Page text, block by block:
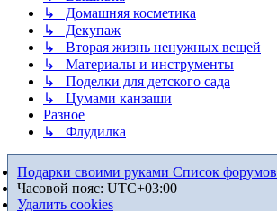
↳ Домашняя косметика
↳ Декупаж
↳ Вторая жизнь ненужных вещей
↳ Материалы и инструменты
↳ Поделки для детского сада
↳ Цумами канзаши
Разное
↳ Флудилка
Подарки своими руками Список форумов
Часовой пояс: UTC+03:00
Удалить cookies